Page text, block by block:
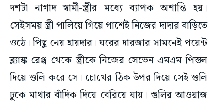
দশটা নাগাদ স্বামী-স্ত্রীর মধ্যে ব্যাপক অশান্তি হয়।
সেইসময় স্ত্রী পালিয়ে গিয়ে পাশেই নিজের দাদার বাড়িতে
ওঠে। পিছু নেয় হায়দার। ঘরের দারজার সামনেই পয়েন্ট
ব্ল্যাঙ্ক রেঞ্জ থেকে স্ত্রীকে নিজের সেভেন এমএম পিস্তল
দিয়ে গুলি করে সে। চোখের ঠিক উপর দিয়ে সেই গুলি
ঢুকে মাথার বাঁদিক দিয়ে বেরিয়ে যায়। গুলির আওয়াজ